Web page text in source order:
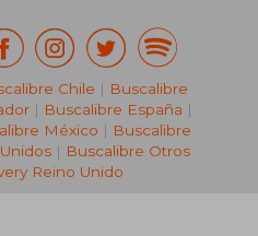
Chile | Buscalibre
| Buscalibre España |
México | Buscalibre
| Buscalibre Otros
Reino Unido